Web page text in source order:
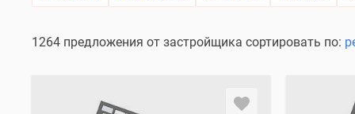
Специальные
1264 предложения от застройщика сортировать по: